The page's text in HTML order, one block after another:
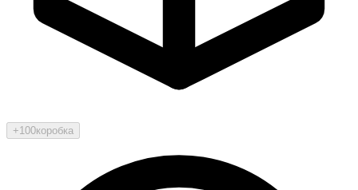
+100коробка